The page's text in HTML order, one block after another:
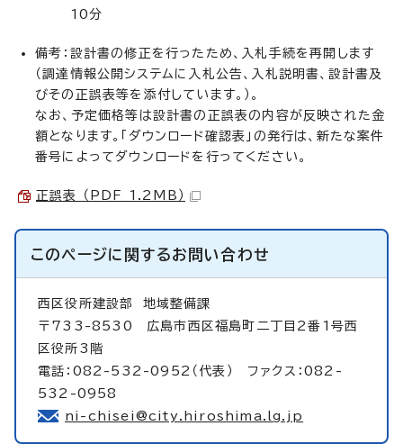
10分
備考：設計書の修正を行ったため、入札手続を再開します
（調達情報公開システムに入札公告、入札説明書、設計書及
びその正誤表等を添付しています。）。
なお、予定価格等は設計書の正誤表の内容が反映された金
額となります。「ダウンロード確認表」の発行は、新たな案件
番号によってダウンロードを行ってください。
正誤表 （PDF 1.2MB）
このページに関するお問い合わせ
西区役所建設部 地域整備課
〒733-8530 広島市西区福島町二丁目2番1号西
区役所3階
電話：082-532-0952（代表） ファクス：082-
532-0958
ni-chisei@city.hiroshima.lg.jp